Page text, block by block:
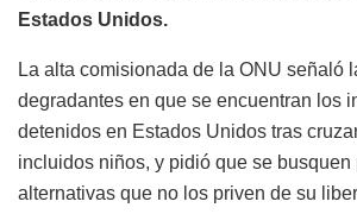
Estados Unidos.
La alta comisionada de la ONU señaló
degradantes en que se encuentran los
detenidos en Estados Unidos tras
incluidos niños, y pidió que se busquen
alternativas que no los priven de su